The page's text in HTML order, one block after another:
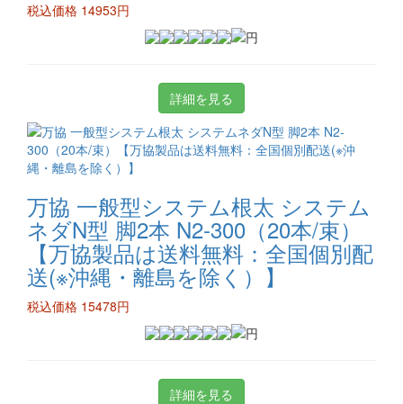
税込価格 14953円
詳細を見る
万協 一般型システム根太 システム
ネダN型 脚2本 N2-300（20本/束）
【万協製品は送料無料：全国個別配
送(※沖縄・離島を除く）】
税込価格 15478円
詳細を見る